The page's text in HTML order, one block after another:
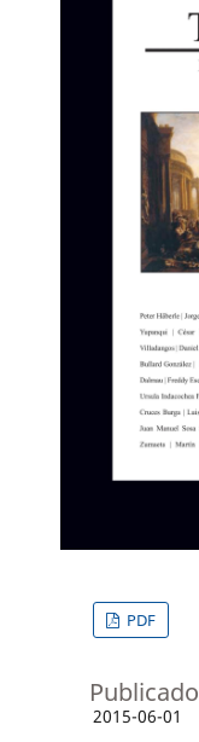
PDF
Publicado
2015-06-01